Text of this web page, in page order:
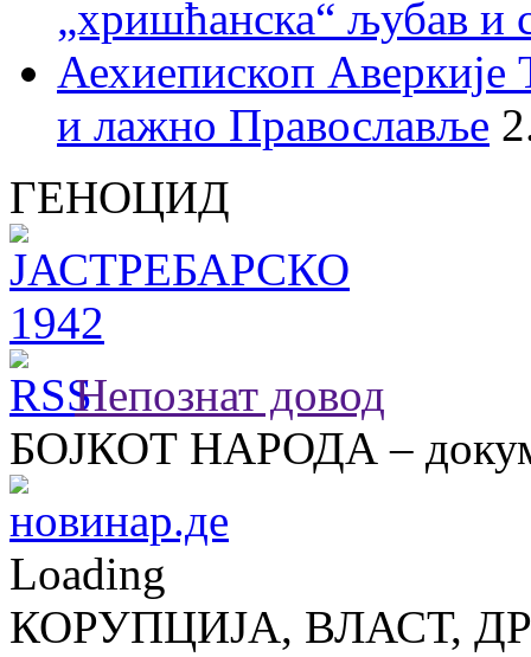
„хришћанска“ љубав и
Аехиепископ
и лажно Православље
ГЕНОЦИД
Непознат довод
БОЈКОТ НАРОДА –
Loading
КОРУПЦИЈА, ВЛАСТ,